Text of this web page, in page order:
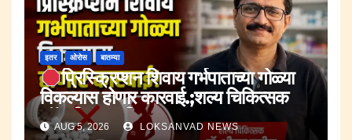
इतर ओरोस बातम्या
प्रिस्क्रिप्शन शिवाय गर्भपाताच्या गोळ्या
विकल्यास होणार कारवाई.;शल्य चिकित्सक
डॉ.श्रीपाद पाटील.
AUG 5, 2026 LOKSANVAD NEWS